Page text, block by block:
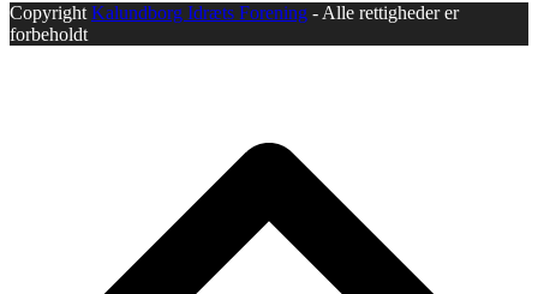
Copyright Kalundborg Idræts Forening - Alle rettigheder er
forbeholdt